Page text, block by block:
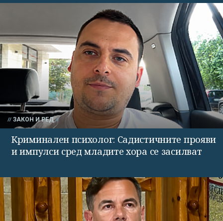
ЗАКОН И РЕД
Криминален психолог: Садистичните прояви
и импулси сред младите хора се засилват